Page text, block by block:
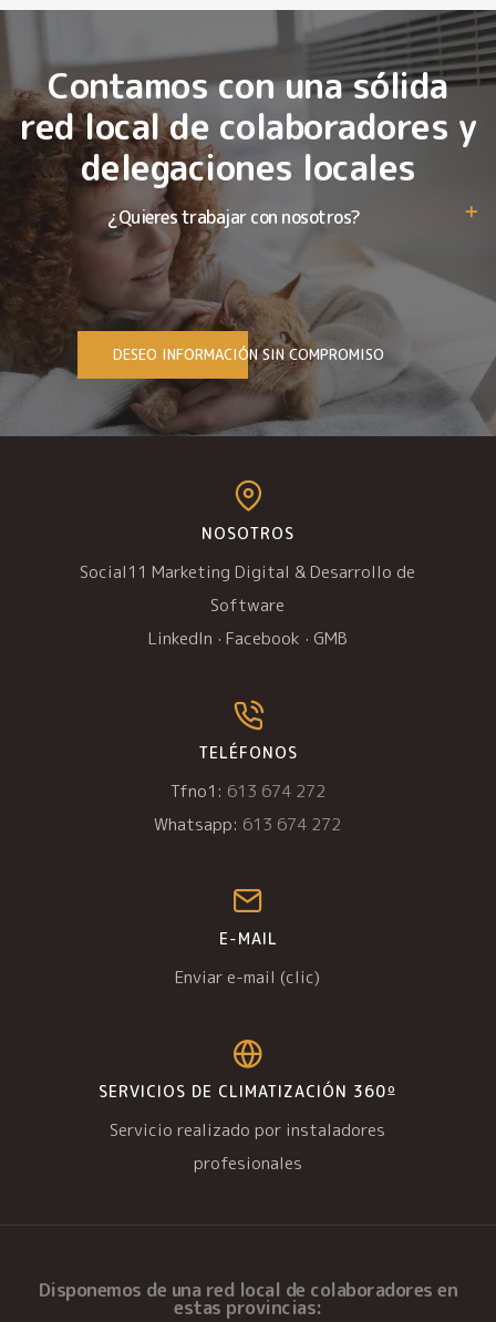
Contamos con una sólida
red local de colaboradores y
delegaciones locales
¿Quieres trabajar con nosotros?
DESEO INFORMACIÓN SIN COMPROMISO
NOSOTROS
Social11 Marketing Digital & Desarrollo de
Software
LinkedIn · Facebook · GMB
TELÉFONOS
Tfno1: 613 674 272
Whatsapp: 613 674 272
E-MAIL
Enviar e-mail (clic)
SERVICIOS DE CLIMATIZACIÓN 360º
Servicio realizado por instaladores
profesionales
Disponemos de una red local de colaboradores en
estas provincias: